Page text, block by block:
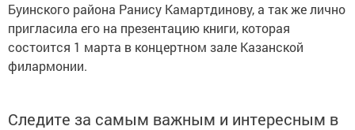
Буинского района Ранису Камартдинову, а так же лично
пригласила его на презентацию книги, которая
состоится 1 марта в концертном зале Казанской
филармонии.
Следите за самым важным и интересным в